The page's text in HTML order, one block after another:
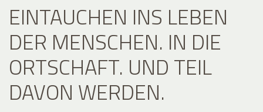
EINTAUCHEN INS LEBEN
DER MENSCHEN. IN DIE
ORTSCHAFT. UND TEIL
DAVON WERDEN.